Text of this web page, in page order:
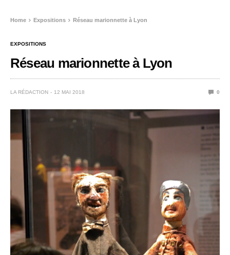
Home Expositions Réseau marionnette à Lyon
EXPOSITIONS
Réseau marionnette à Lyon
LA RÉDACTION 12 MAI 2018 0